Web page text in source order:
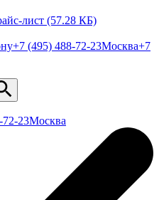
лист (57.28 КБ)
+7 (495) 488-72-23Москва+7
72-23Москва